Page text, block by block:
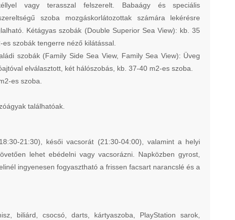
vagy terasszal felszerelt. Babaágy és speciális
szoba mozgáskorlátozottak számára lekérésre
Kétágyas szobák (Double Superior Sea View): kb. 35
es szobák tengerre néző kilátással.
szobák (Family Side Sea View, Family Sea View): Üveg
elválasztott, két hálószobás, kb. 37-40 m2-es szoba.
es szoba.
találhatóak.
21:30), késői vacsorát (21:30-04:00), valamint a helyi
lehet ebédelni vagy vacsorázni. Napközben gyrost,
ingyenesen fogyasztható a frissen facsart narancslé és a
biliárd, csocsó, darts, kártyaszoba, PlayStation sarok,